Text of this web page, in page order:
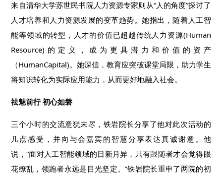
来自清华大学苏世民书院人力资源专家则从“人的角度”探讨了
人才培养和人力资源发展的变革趋势。她指出，随着人工智
能等领域的转型，人才的价值已超越传统人力资源(Human
Resource)的定义，成为更具潜力和价值的资产
（HumanCapital)。她深信，教育应突破课堂局限，助力学生
将知识转化为实际应用能力，从而更好地融入社会。
祛魅前行 初心如磐
三个小时的交流意犹未尽，铁岩院长分享了他对此次活动的
几点感受，并向与会嘉宾的智慧分享表达真诚谢意。他
说，“面对人工智能领域的日新月异，只有跟随者才会觉得眼
花缭乱，领跑者永远是目光坚定。”铁岩院长重申了两院的初